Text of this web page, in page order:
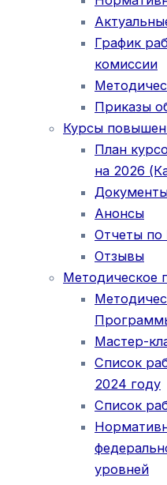
График
комиссии
Приказы
Курсы
План
на 2026
Анонсы
Отчеты
Отзывы
Методическое
Мастер-
Список
2024 году
Список
уровней